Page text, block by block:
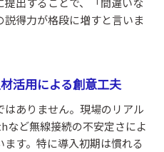
得力が格段に増すと言いま
活用による創意工夫
ありません。現場のリアル
ど無線接続の不安定さによ
す。特に導入初期は慣れる